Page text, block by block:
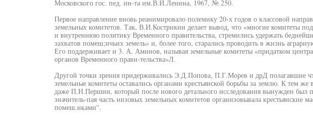
Московского гос. пед. ин-та им.В.И.Ленина, 1967, № 250.
Первое направление вновь реанимировало полемику 20-х годов о классовой
земельных комитетов. Так, В.И.Кострикин делает вывод, что «многие комитеты
и внутреннюю политику Временного правительства, стремились удержать
захватов помеш;ичьих земель» и, более того, старались проводить в жизнь
Его поддерживает и 3. А. Аминов, называя земельные комитеты «придатком
органов Временного прави-тельства»Л.
Другой точки зрения придерживались Э.Д.Попова, П.Г.Морев и дрД полагавшие
земельные комитеты оставались органами крестьянской борьбы за землю. К тем же
даже П.Н.Першин, который после нового детального исследования вынужден был
значитель-пая часть низовых земельных комитетов организовывала крестьянские
помеш.иками''.